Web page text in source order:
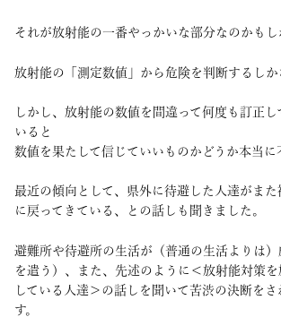
それが放射能の一番やっかいな部分なのかもし
放射能の「測定数値」から危険を判断するしか
しかし、放射能の数値を間違って何度も訂正
いると
数値を果たして信じていいものかどうか本当に
最近の傾向として、県外に待避した人達がまた
に戻ってきている、との話しも聞きました。
避難所や待避所の生活が（普通の生活よりは
を遣う）、また、先述のように＜放射能対策
している人達＞の話しを聞いて苦渋の決断を
す。